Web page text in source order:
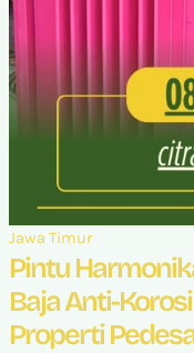
Jawa Timur
Pintu
Baja Anti-
Properti